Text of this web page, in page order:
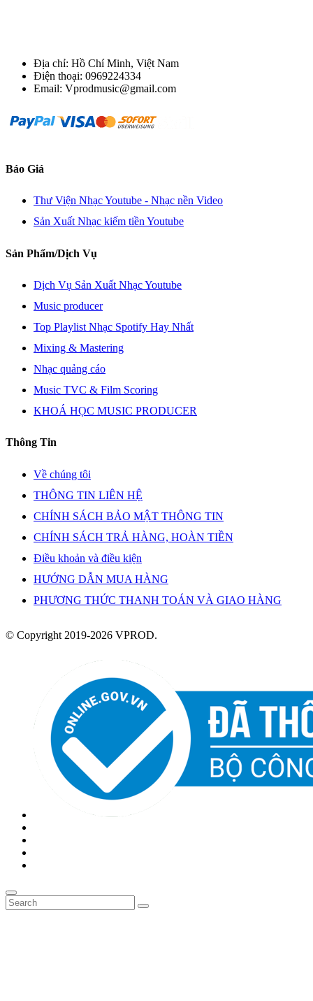
Địa chỉ: Hồ Chí Minh, Việt Nam
Điện thoại: 0969224334
Email: Vprodmusic@gmail.com
Báo Giá
Thư Viện Nhạc Youtube - Nhạc nền Video
Sản Xuất Nhạc kiếm tiền Youtube
Sản Phẩm/Dịch Vụ
Dịch Vụ Sản Xuất Nhạc Youtube
Music producer
Top Playlist Nhạc Spotify Hay Nhất
Mixing & Mastering
Nhạc quảng cáo
Music TVC & Film Scoring
KHOÁ HỌC MUSIC PRODUCER
Thông Tin
Về chúng tôi
THÔNG TIN LIÊN HỆ
CHÍNH SÁCH BẢO MẬT THÔNG TIN
CHÍNH SÁCH TRẢ HÀNG, HOÀN TIỀN
Điều khoản và điều kiện
HƯỚNG DẪN MUA HÀNG
PHƯƠNG THỨC THANH TOÁN VÀ GIAO HÀNG
© Copyright 2019-2026 VPROD.